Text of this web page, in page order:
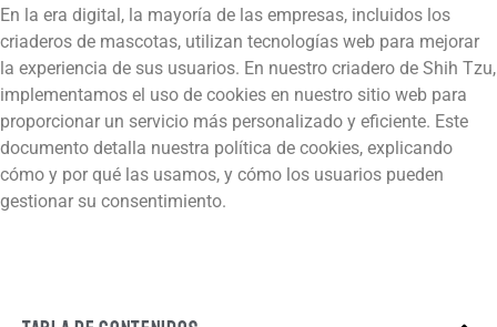
En la era digital, la mayoría de las empresas, incluidos los
criaderos de mascotas, utilizan tecnologías web para mejorar
la experiencia de sus usuarios. En nuestro criadero de Shih Tzu,
implementamos el uso de cookies en nuestro sitio web para
proporcionar un servicio más personalizado y eficiente. Este
documento detalla nuestra política de cookies, explicando
cómo y por qué las usamos, y cómo los usuarios pueden
gestionar su consentimiento.